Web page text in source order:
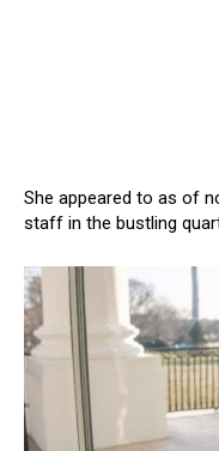
She appeared to as of
staff in the bustling